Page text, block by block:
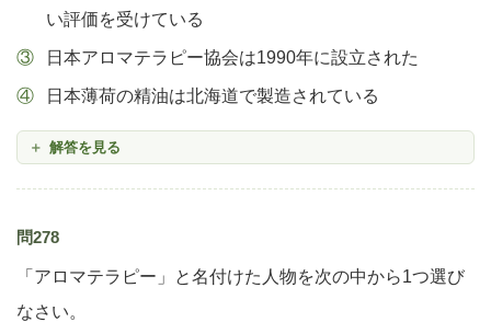
い評価を受けている
日本アロマテラピー協会は1990年に設立された
日本薄荷の精油は北海道で製造されている
解答を見る
問278
「アロマテラピー」と名付けた人物を次の中から1つ選び
なさい。